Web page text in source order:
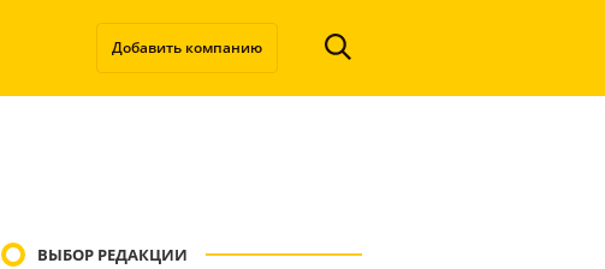
Добавить компанию
ВЫБОР РЕДАКЦИИ